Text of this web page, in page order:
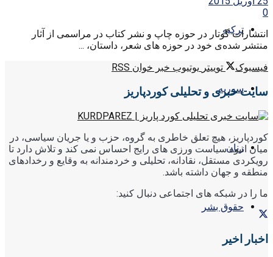
ترکیه
سوریه
زنان
حقوق بشر
0
انتشارات گوتار در حوزه چاپ و نشر کتاب در مراسمی از آثار
منتشر شده‌ی خود در حوزه های شعر، داستان، ...
فیسبوک
توییتر یوتیوب خبر خوان RSS
سایت خبری و تحلیلی کوردپاریز
کوردپاریز، هیچ تعلق خاطری به گروه، حزب و یا جریان سیاسی، در
میان انبوه سیاست ورزی های رایج احساس نمی کند و تلاش دارد تا
رویکردی مستقل، نقادانه، تحلیلی و خردمندانه به وقایع و رخدادهای
منطقه و جهان داشته باشد.
ما را در شبکه های اجتماعی دنبال کنید:
اخبار اخیر